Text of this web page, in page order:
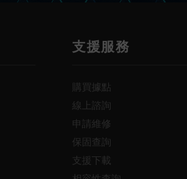
支援服務
購買據點
線上諮詢
申請維修
保固查詢
支援下載